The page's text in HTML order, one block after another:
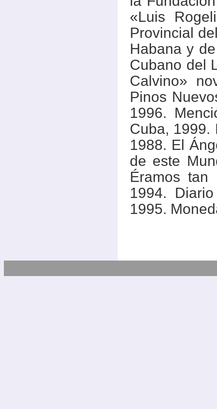
«Luis
Provincial
Habana y
Cubano del
Calvino»
Pinos
1996.
Cuba, 1999.
1988. El
de este
Éramos tan
1994.
1995.